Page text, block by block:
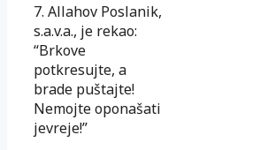
7. Allahov Poslanik,
s.a.v.a., je rekao:
“Brkove
potkresujte, a
brade puštajte!
Nemojte oponašati
jevreje!”